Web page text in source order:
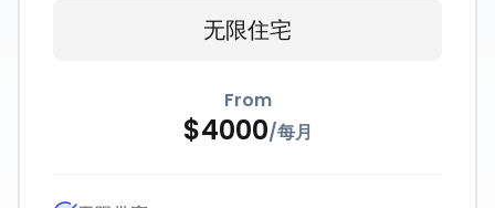
无限住宅
From
$4000/每月